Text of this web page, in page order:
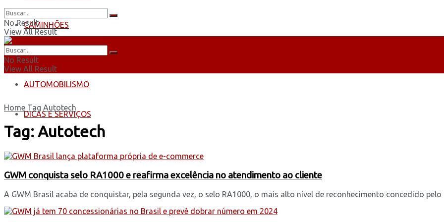
CAMINHÕES
ÔNIBUS
AUTOMOBILISMO
DICAS E SERVIÇOS
No Result
View All Result
No Result
View All Result
Home Tag Autotech
Tag:Autotech
GWM conquista selo RA1000 e reafirma excelência no atendimento ao cliente
A GWM Brasil acaba de conquistar, pela segunda vez, o selo RA1000, o mais alto nível de reconhecimento concedido pelo